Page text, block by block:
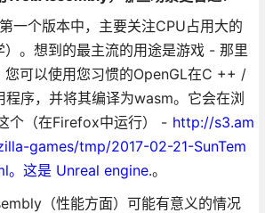
一个版本中，主要关注CPU占用大的
）。想到的最主流的用途是游戏 - 那里
您可以使用您习惯的OpenGL在C ++ /
程序，并将其编译为wasm。它会在浏
个（在Firefox中运行） - http://s3.am
games/tmp/2017-02-21-SunTem
。这是 Unreal engine.。
（性能方面）可能有意义的情况